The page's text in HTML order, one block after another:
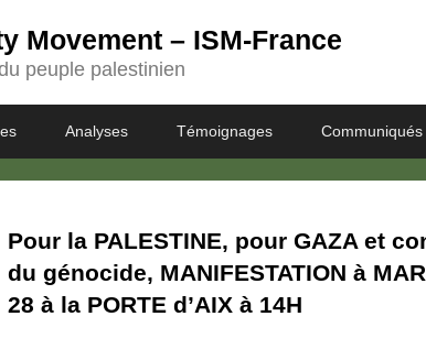
Movement – ISM-France
peuple palestinien
Analyses Témoignages Communiqués
Pour la PALESTINE, pour GAZA et
du génocide, MANIFESTATION à
28 à la PORTE d’AIX à 14H